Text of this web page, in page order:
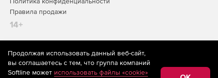
Правила продажи
14+
На информационном ресурсе store.softline.ru применяются
рекомендательные технологии(информационные технологии
предоставления информации на основе сбора,
Продолжая использовать данный веб-сайт,
вы соглашаетесь с тем, что группа компаний
Softline может использовать файлы «cookie»